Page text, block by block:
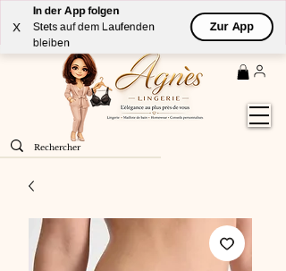
X
In der App folgen
Stets auf dem Laufenden
bleiben
Zur App
LivraisonGRATUITE (à partir de 59€) à domicile par
Colissimo en France métropolitaine